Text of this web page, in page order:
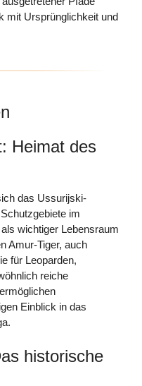
mit Ursprünglichkeit und
Heimat des
das Ussurijski-
im
wichtiger Lebensraum
Amur-Tiger, auch
für Leoparden,
reiche
Einblick in das
historische